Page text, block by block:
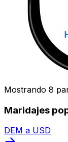
Mostrando 8
Maridajes
DEM a USD